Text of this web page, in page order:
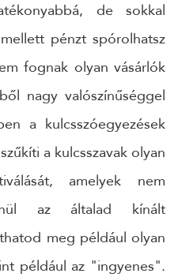
de sokkal
pénzt spórolhatsz
fognak olyan vásárlók
nagy valószínűséggel
a kulcsszóegyezések
a kulcsszavak olyan
amelyek nem
az általad kínált
meg például olyan
például az "ingyenes".